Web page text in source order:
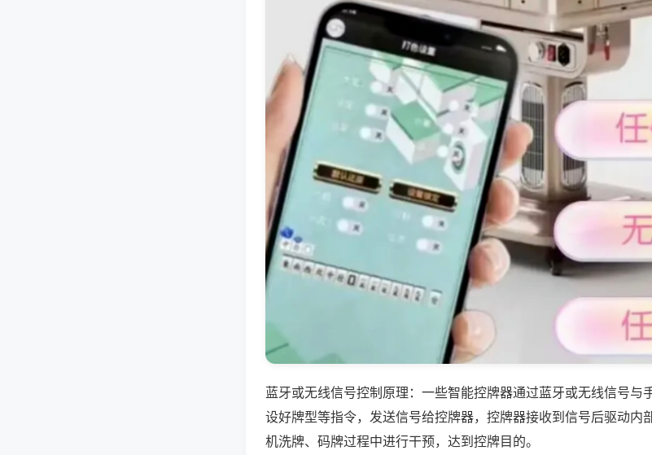
蓝牙或无线信号控制原理：一些智能控牌器通过蓝牙或无线信号与
设好牌型等指令，发送信号给控牌器，控牌器接收到信号后驱动内
机洗牌、码牌过程中进行干预，达到控牌目的。